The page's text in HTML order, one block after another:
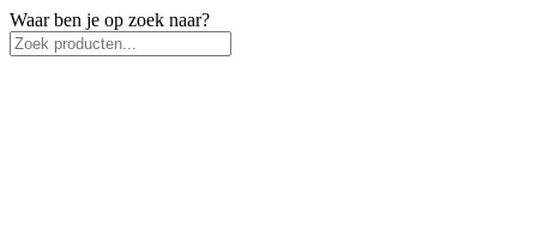
Waar ben je op zoek naar?